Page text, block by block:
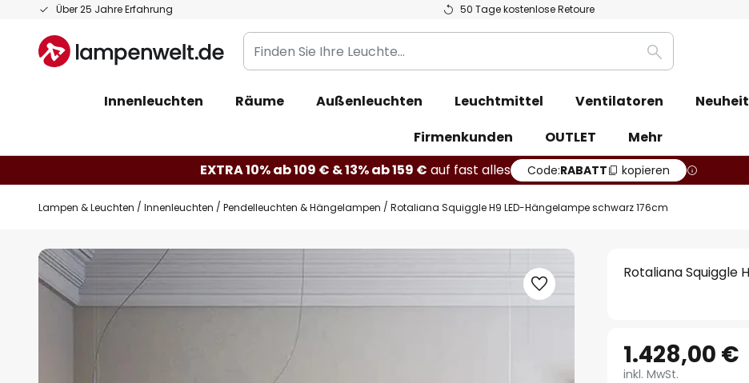
Über 25 Jahre Erfahrung 50 Tage kostenlose Retoure
Zum
springen
Finden
Sie
Leuchte...
Suche
Innenleuchten Räume Außenleuchten Leuchtmittel Ventilatoren
Firmenkunden
OUTLET
Mehr
EXTRA 10% ab 109 € & 13% ab 159 € auf fast alles Code:RABATT kopieren
Lampen & Leuchten Innenleuchten Pendelleuchten & Hängelampen Rotaliana Squiggle H9 LED-Hängelampe schwarz 176cm
Zum
Ende
der
Rotaliana Squiggle
1.428,00 €
inkl. MwSt.